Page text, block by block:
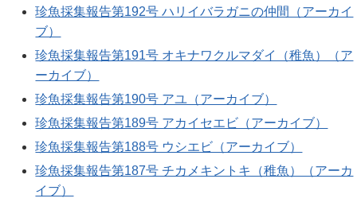
珍魚採集報告第192号 ハリイバラガニの仲間（アーカイ
ブ）
珍魚採集報告第191号 オキナワクルマダイ（稚魚）（ア
ーカイブ）
珍魚採集報告第190号 アユ（アーカイブ）
珍魚採集報告第189号 アカイセエビ（アーカイブ）
珍魚採集報告第188号 ウシエビ（アーカイブ）
珍魚採集報告第187号 チカメキントキ（稚魚）（アーカ
イブ）